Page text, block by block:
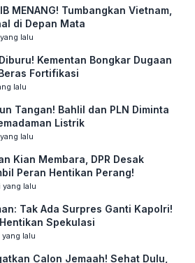
MENANG! Tumbangkan Vietnam,
di Depan Mata
lalu
Kementan Bongkar Dugaan
Fortifikasi
lalu
Tangan! Bahlil dan PLN Diminta
Listrik
lalu
Kian Membara, DPR Desak
Peran Hentikan Perang!
lalu
Tak Ada Surpres Ganti Kapolri!
Spekulasi
lalu
Calon Jemaah! Sehat Dulu,